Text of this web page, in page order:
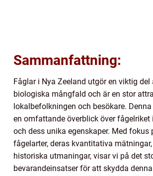
Sammanfattning:
Fåglar i Nya Zeeland utgör en viktig del
biologiska mångfald och är en stor
lokalbefolkningen och besökare.
en omfattande överblick över fågelriket
och dess unika egenskaper. Med fokus
fågelarter, deras kvantitativa
historiska utmaningar, visar vi på det
bevarandeinsatser för att skydda